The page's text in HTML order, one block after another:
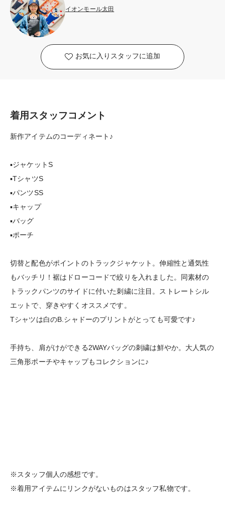
イオンモール太田
お気に入りスタッフに追加
着用スタッフコメント
新作アイテムのコーディネート♪
▪️ジャケットS
▪️TシャツS
▪️パンツSS
▪️キャップ
▪️バッグ
▪️ポーチ
切替と配色がポイントのトラックジャケット。伸縮性と通気性
もバッチリ！裾はドローコードで絞りを入れました。同素材の
トラックパンツのサイドに付いた刺繍に注目。ストレートシル
エットで、穿きやすくオススメです。
Tシャツは白のB.シャドーのプリントがとっても可愛です♪
手持ち、肩がけができる2WAYバッグの刺繍は鮮やか。大人気の
三角形ポーチやキャップもコレクションに♪
※スタッフ個人の感想です。
※着用アイテムにリンクがないものはスタッフ私物です。